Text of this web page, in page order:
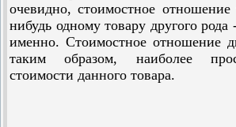
очевидно, стоимостное
нибудь одному товару другого рода
именно. Стоимостное отношение
таким образом, наиболее
стоимости данного товара.